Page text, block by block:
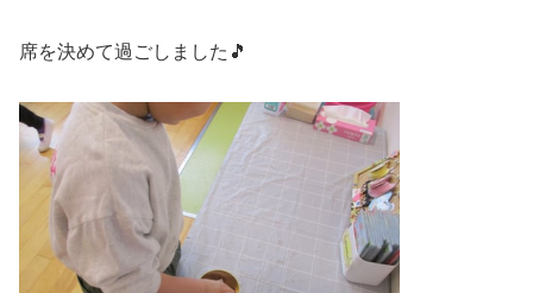
席を決めて過ごしました🎵